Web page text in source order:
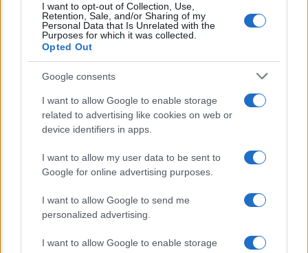
I want to opt-out of Collection, Use,
Retention, Sale, and/or Sharing of my
Personal Data that Is Unrelated with the
Purposes for which it was collected.
Opted Out
Google consents
I want to allow Google to enable storage
related to advertising like cookies on web or
device identifiers in apps.
I want to allow my user data to be sent to
Google for online advertising purposes.
I want to allow Google to send me
personalized advertising.
I want to allow Google to enable storage
Sanzione record dell’UE contro
AliExpress: sotto accusa truffe, e-bike
illegali e rischi per i clienti
Stipendi in Svizzera nel 2026: quanto
si guadagna davvero tra cantoni e
settori
Bonus assunzioni madri: al via lo